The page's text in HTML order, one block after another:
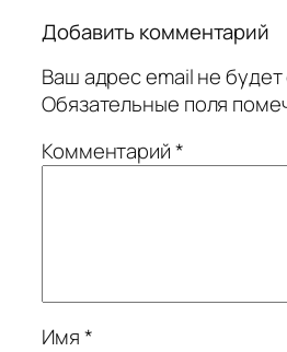
Добавить комментарий
Ваш адрес email не будет
Обязательные поля
Комментарий*
Имя*